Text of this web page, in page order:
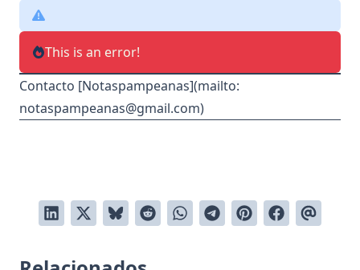
This is an error!
Contacto [Notaspampeanas](mailto:
notaspampeanas@gmail.com)